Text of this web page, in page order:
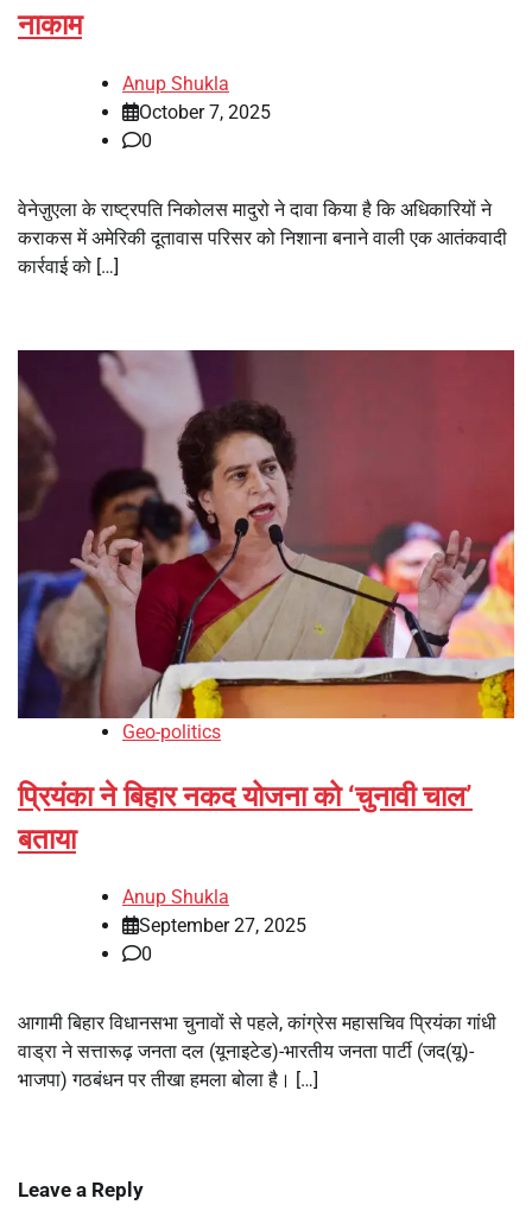
नाकाम
Anup Shukla
October 7, 2025
0
वेनेज़ुएला के राष्ट्रपति निकोलस मादुरो ने दावा किया है कि अधिकारियों ने
कराकस में अमेरिकी दूतावास परिसर को निशाना बनाने वाली एक आतंकवादी
कार्रवाई को […]
Geo-politics
प्रियंका ने बिहार नकद योजना को ‘चुनावी चाल’
बताया
Anup Shukla
September 27, 2025
0
आगामी बिहार विधानसभा चुनावों से पहले, कांग्रेस महासचिव प्रियंका गांधी
वाड्रा ने सत्तारूढ़ जनता दल (यूनाइटेड)-भारतीय जनता पार्टी (जद(यू)-
भाजपा) गठबंधन पर तीखा हमला बोला है। […]
Leave a Reply